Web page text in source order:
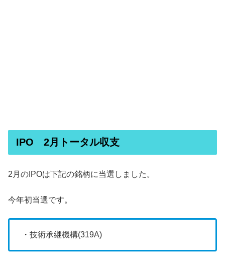
IPO 2月トータル収支
2月のIPOは下記の銘柄に当選しました。
今年初当選です。
・技術承継機構(319A)